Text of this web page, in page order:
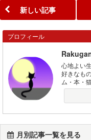
新しい記事
プロフィール
心地よい
好きなも
ム・本・
月別記事一覧を見る